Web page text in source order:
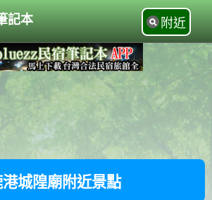
記本 附近
港城隍廟附近景點